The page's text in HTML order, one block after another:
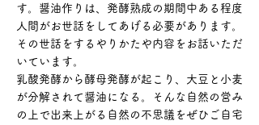
す。醤油作りは、発酵熟成の期間中ある程度
人間がお世話をしてあげる必要があります。
その世話をするやりかたや内容をお話いただ
いています。
乳酸発酵から酵母発酵が起こり、大豆と小麦
が分解されて醤油になる。そんな自然の営み
の上で出来上がる自然の不思議をぜひご自宅